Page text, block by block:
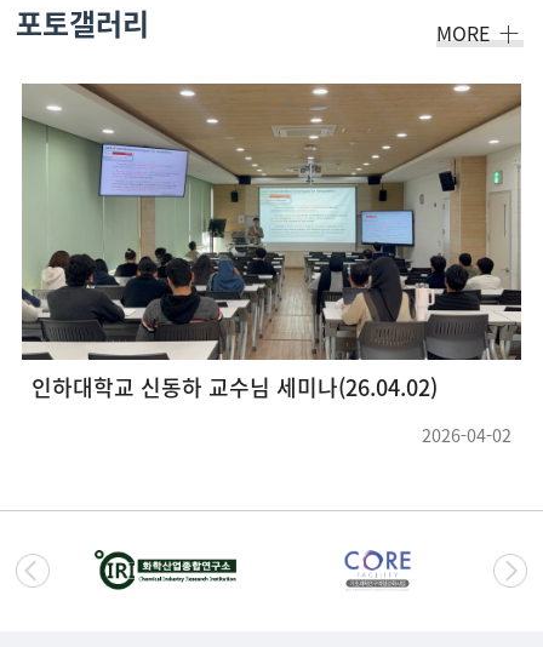
포토갤러리 MORE
인하대학교 신동하 교수님 세미나(26.04.02)
2026-04-02